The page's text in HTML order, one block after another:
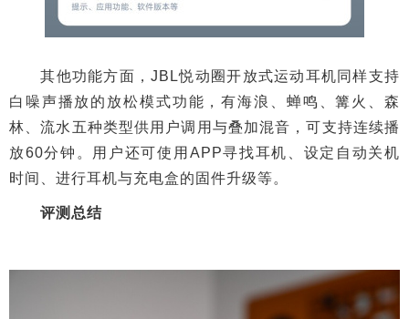
其他功能方面，JBL悦动圈开放式运动耳机同样支持
白噪声播放的放松模式功能，有海浪、蝉鸣、篝火、森
林、流水五种类型供用户调用与叠加混音，可支持连续播
放60分钟。用户还可使用APP寻找耳机、设定自动关机
时间、进行耳机与充电盒的固件升级等。
评测总结